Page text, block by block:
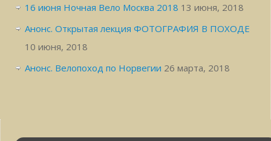
16 июня Ночная Вело Москва 2018 13 июня, 2018
Анонс. Открытая лекция ФОТОГРАФИЯ В ПОХОДЕ
10 июня, 2018
Анонс. Велопоход по Норвегии 26 марта, 2018